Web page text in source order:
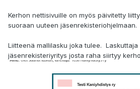
Kerhon nettisivuille on myös päivitetty
suoraan uuteen jäsenrekisteriohjelmaan.
Liitteenä mallilasku joka tulee. Laskuttaja
jäsenrekisteriyritys josta raha siirtyy